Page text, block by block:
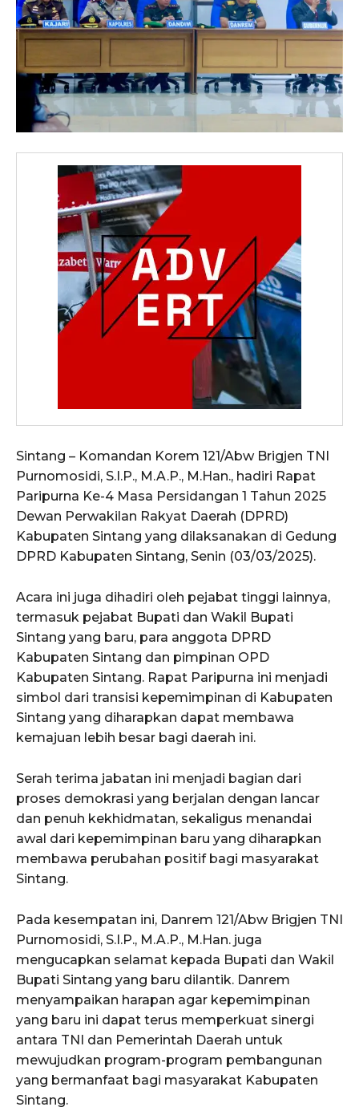
Sintang – Komandan Korem 121/Abw Brigjen TNI
Purnomosidi, S.I.P., M.A.P., M.Han., hadiri Rapat
Paripurna Ke-4 Masa Persidangan 1 Tahun 2025
Dewan Perwakilan Rakyat Daerah (DPRD)
Kabupaten Sintang yang dilaksanakan di Gedung
DPRD Kabupaten Sintang, Senin (03/03/2025).
Acara ini juga dihadiri oleh pejabat tinggi lainnya,
termasuk pejabat Bupati dan Wakil Bupati
Sintang yang baru, para anggota DPRD
Kabupaten Sintang dan pimpinan OPD
Kabupaten Sintang. Rapat Paripurna ini menjadi
simbol dari transisi kepemimpinan di Kabupaten
Sintang yang diharapkan dapat membawa
kemajuan lebih besar bagi daerah ini.
Serah terima jabatan ini menjadi bagian dari
proses demokrasi yang berjalan dengan lancar
dan penuh kekhidmatan, sekaligus menandai
awal dari kepemimpinan baru yang diharapkan
membawa perubahan positif bagi masyarakat
Sintang.
Pada kesempatan ini, Danrem 121/Abw Brigjen TNI
Purnomosidi, S.I.P., M.A.P., M.Han. juga
mengucapkan selamat kepada Bupati dan Wakil
Bupati Sintang yang baru dilantik. Danrem
menyampaikan harapan agar kepemimpinan
yang baru ini dapat terus memperkuat sinergi
antara TNI dan Pemerintah Daerah untuk
mewujudkan program-program pembangunan
yang bermanfaat bagi masyarakat Kabupaten
Sintang.